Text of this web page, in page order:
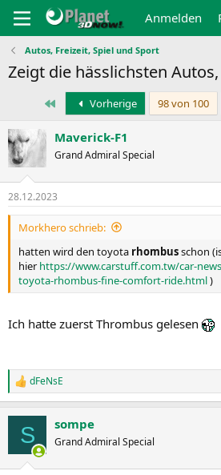
Anmelden
Autos, Freizeit, Spiel und Sport
Zeigt die hässlichsten
Erste Vorherige 98 von 100
Maverick-F1
Grand Admiral Special
28.12.2023
Morkhero schrieb:
hatten wird den toyota rhombusschon
hier https://www.carstuff.com.tw/car-
toyota-rhombus-fine-comfort-ride.html)
Ich hatte zuerst Thrombus gelesen
R
e
dFeNsE
S sompe
Grand Admiral Special